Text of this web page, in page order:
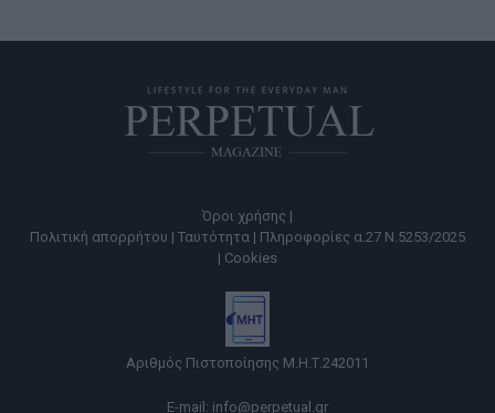
Όροι χρήσης |
Πολιτική απορρήτου | Ταυτότητα | Πληροφορίες α.27 Ν.5253/2025
| Cookies
Αριθμός Πιστοποίησης Μ.Η.Τ.242011
E-mail: info@perpetual.gr